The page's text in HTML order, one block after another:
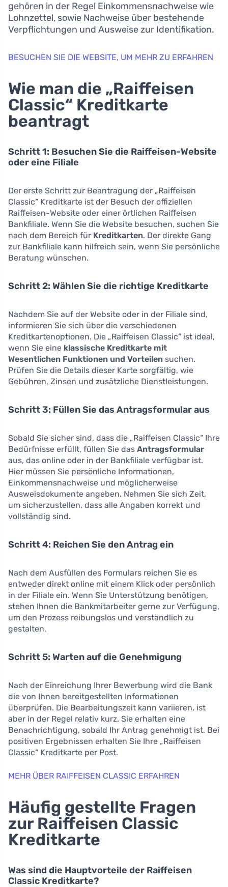
gehören in der Regel Einkommensnachweise wie
Lohnzettel, sowie Nachweise über bestehende
Verpflichtungen und Ausweise zur Identifikation.
BESUCHEN SIE DIE WEBSITE, UM MEHR ZU ERFAHREN
Wie man die „Raiffeisen
Classic“ Kreditkarte
beantragt
Schritt 1: Besuchen Sie die Raiffeisen-Website
oder eine Filiale
Der erste Schritt zur Beantragung der „Raiffeisen
Classic“ Kreditkarte ist der Besuch der offiziellen
Raiffeisen-Website oder einer örtlichen Raiffeisen
Bankfiliale. Wenn Sie die Website besuchen, suchen Sie
nach dem Bereich für Kreditkarten. Der direkte Gang
zur Bankfiliale kann hilfreich sein, wenn Sie persönliche
Beratung wünschen.
Schritt 2: Wählen Sie die richtige Kreditkarte
Nachdem Sie auf der Website oder in der Filiale sind,
informieren Sie sich über die verschiedenen
Kreditkartenoptionen. Die „Raiffeisen Classic“ ist ideal,
wenn Sie eine klassische Kreditkarte mit
Wesentlichen Funktionen und Vorteilen suchen.
Prüfen Sie die Details dieser Karte sorgfältig, wie
Gebühren, Zinsen und zusätzliche Dienstleistungen.
Schritt 3: Füllen Sie das Antragsformular aus
Sobald Sie sicher sind, dass die „Raiffeisen Classic“ Ihre
Bedürfnisse erfüllt, füllen Sie das Antragsformular
aus, das online oder in der Bankfiliale verfügbar ist.
Hier müssen Sie persönliche Informationen,
Einkommensnachweise und möglicherweise
Ausweisdokumente angeben. Nehmen Sie sich Zeit,
um sicherzustellen, dass alle Angaben korrekt und
vollständig sind.
Schritt 4: Reichen Sie den Antrag ein
Nach dem Ausfüllen des Formulars reichen Sie es
entweder direkt online mit einem Klick oder persönlich
in der Filiale ein. Wenn Sie Unterstützung benötigen,
stehen Ihnen die Bankmitarbeiter gerne zur Verfügung,
um den Prozess reibungslos und verständlich zu
gestalten.
Schritt 5: Warten auf die Genehmigung
Nach der Einreichung Ihrer Bewerbung wird die Bank
die von Ihnen bereitgestellten Informationen
überprüfen. Die Bearbeitungszeit kann variieren, ist
aber in der Regel relativ kurz. Sie erhalten eine
Benachrichtigung, sobald Ihr Antrag genehmigt ist. Bei
positiven Ergebnissen erhalten Sie Ihre „Raiffeisen
Classic“ Kreditkarte per Post.
MEHR ÜBER RAIFFEISEN CLASSIC ERFAHREN
Häufig gestellte Fragen
zur Raiffeisen Classic
Kreditkarte
Was sind die Hauptvorteile der Raiffeisen
Classic Kreditkarte?